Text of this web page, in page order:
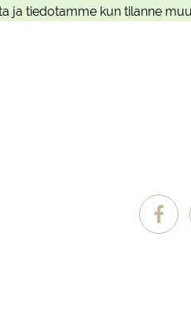
ja tiedotamme kun tilanne